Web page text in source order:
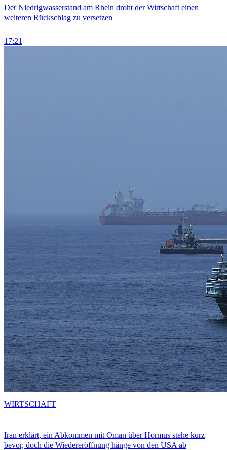
Der Niedrigwasserstand am Rhein droht der Wirtschaft einen
weiteren Rückschlag zu versetzen
17:21
Iran erklärt, ein Abkommen mit Oman über Hormus stehe kurz
bevor, doch die Wiedereröffnung hänge von den USA ab
WIRTSCHAFT